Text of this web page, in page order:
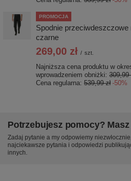
PROMOCJA
Spodnie
czarne
269,00 zł / szt.
Najniższa cena produktu w
wprowadzeniem obniżki: 309,99
Cena regularna: 539,99 zł -50%
Potrzebujesz pomocy?
Zadaj pytanie a my odpowiemy
najciekawsze pytania i odpowiedzi
innych.